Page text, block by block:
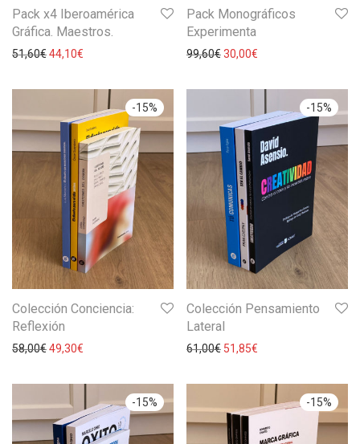
Pack x4 Iberoamérica
Gráfica. Maestros.
51,60€44,10€
Pack Monográficos
Experimenta
99,60€30,00€
-15%
Colección Conciencia:
Reflexión
58,00€49,30€
-15%
Colección Pensamiento
Lateral
61,00€ 51,85€
-15% -15%